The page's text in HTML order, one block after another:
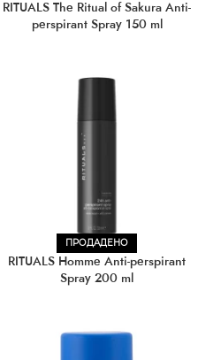
RITUALS The Ritual of Sakura Anti-
perspirant Spray 150 ml
ПРОДАДЕНО
RITUALS Homme Anti-perspirant
Spray 200 ml